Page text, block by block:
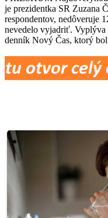
je prezidentka SR Zuzana
respondentov, nedôveruje
nevedelo vyjadriť. Vyplýva
denník Nový Čas, ktorý